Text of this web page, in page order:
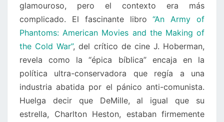
glamouroso, pero el contexto era más
complicado. El fascinante libro“An Army of
Phantoms: American Movies and the Making of
the Cold War”, del crítico de cine J. Hoberman,
revela como la “épica bíblica” encaja en la
política ultra-conservadora que regía a una
industria abatida por el pánico anti-comunista.
Huelga decir que DeMille, al igual que su
estrella, Charlton Heston, estaban firmemente